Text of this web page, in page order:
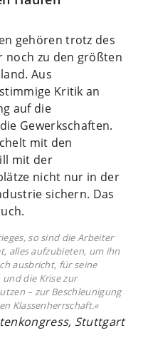
gehören trotz des
noch zu den größten
Aus
Kritik an
auf die
Gewerkschaften.
mit den
mit der
nicht nur in der
sichern. Das
so sind die Arbeiter
alles aufzubieten, um ihn
ausbricht, für seine
und die Krise zur
– zur Beschleunigung
Klassenherrschaft.«
Stuttgart